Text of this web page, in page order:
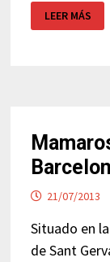
PIZZERIA
RESTAURANTE
CANTONATA
LEER MÁS
21/07/2013
Situado en
de Sant